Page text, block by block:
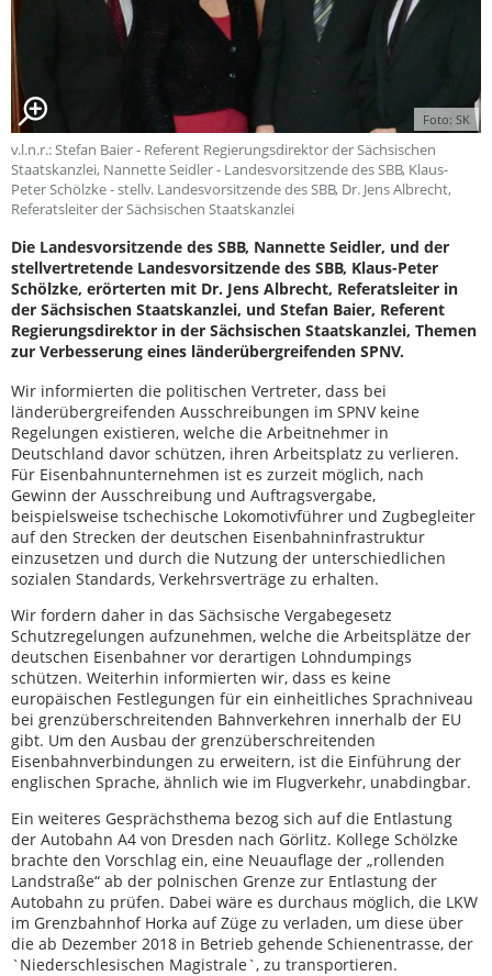
Foto: SK
v.l.n.r.: Stefan Baier - Referent Regierungsdirektor der Sächsischen
Staatskanzlei, Nannette Seidler - Landesvorsitzende des SBB, Klaus-
Peter Schölzke - stellv. Landesvorsitzende des SBB, Dr. Jens Albrecht,
Referatsleiter der Sächsischen Staatskanzlei
Die Landesvorsitzende des SBB, Nannette Seidler, und der
stellvertretende Landesvorsitzende des SBB, Klaus-Peter
Schölzke, erörterten mit Dr. Jens Albrecht, Referatsleiter in
der Sächsischen Staatskanzlei, und Stefan Baier, Referent
Regierungsdirektor in der Sächsischen Staatskanzlei, Themen
zur Verbesserung eines länderübergreifenden SPNV.
Wir informierten die politischen Vertreter, dass bei
länderübergreifenden Ausschreibungen im SPNV keine
Regelungen existieren, welche die Arbeitnehmer in
Deutschland davor schützen, ihren Arbeitsplatz zu verlieren.
Für Eisenbahnunternehmen ist es zurzeit möglich, nach
Gewinn der Ausschreibung und Auftragsvergabe,
beispielsweise tschechische Lokomotivführer und Zugbegleiter
auf den Strecken der deutschen Eisenbahninfrastruktur
einzusetzen und durch die Nutzung der unterschiedlichen
sozialen Standards, Verkehrsverträge zu erhalten.
Wir fordern daher in das Sächsische Vergabegesetz
Schutzregelungen aufzunehmen, welche die Arbeitsplätze der
deutschen Eisenbahner vor derartigen Lohndumpings
schützen. Weiterhin informierten wir, dass es keine
europäischen Festlegungen für ein einheitliches Sprachniveau
bei grenzüberschreitenden Bahnverkehren innerhalb der EU
gibt. Um den Ausbau der grenzüberschreitenden
Eisenbahnverbindungen zu erweitern, ist die Einführung der
englischen Sprache, ähnlich wie im Flugverkehr, unabdingbar.
Ein weiteres Gesprächsthema bezog sich auf die Entlastung
der Autobahn A4 von Dresden nach Görlitz. Kollege Schölzke
brachte den Vorschlag ein, eine Neuauflage der „rollenden
Landstraße“ ab der polnischen Grenze zur Entlastung der
Autobahn zu prüfen. Dabei wäre es durchaus möglich, die LKW
im Grenzbahnhof Horka auf Züge zu verladen, um diese über
die ab Dezember 2018 in Betrieb gehende Schienentrasse, der
`Niederschlesischen Magistrale`, zu transportieren.